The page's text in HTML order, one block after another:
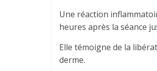
Une réaction
heures après la séance
Elle témoigne de la
derme.